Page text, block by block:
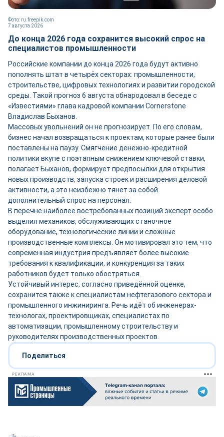
7 августа 2026
Фото: ru.freepik.com
До конца 2026 года сохранится высокий спрос на
специалистов промышленности
Российские компании до конца 2026 года будут активно
пополнять штат в четырёх секторах: промышленности,
строительстве, цифровых технологиях и развитии городской
среды. Такой прогноз 6 августа обнародовал в беседе с
«Известиями» глава кадровой компании Cornerstone
Владислав Быханов.
Массовых увольнений он не прогнозирует. По его словам,
бизнес начал возвращаться к проектам, которые ранее были
поставлены на паузу. Смягчение денежно-кредитной
политики вкупе с поэтапным снижением ключевой ставки,
полагает Быханов, формирует предпосылки для открытия
новых производств, запуска строек и расширения деловой
активности, а это неизбежно тянет за собой
дополнительный спрос на персонал.
В перечне наиболее востребованных позиций эксперт особо
выделил механиков, обслуживающих станочное
оборудование, технологические линии и сложные
производственные комплексы. Он мотивировал это тем, что
современная индустрия предъявляет более высокие
требования к квалификации, и конкуренция за таких
работников будет только обостряться.
Устойчивый интерес, согласно приведённой оценке,
сохранится также к специалистам нефтегазового сектора и
промышленного инжиниринга. Речь идёт об инженерах-
технологах, проектировщиках, специалистах по
автоматизации, промышленному строительству и
руководителях производственных проектов.
Поделиться
РЕКЛАМА